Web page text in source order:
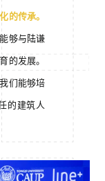
的传承。
够与陆谦
的发展。
们能够培
的建筑人